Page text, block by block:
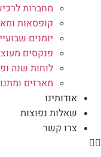
מחברות
קופסאות
יומנים
פנקסים
לוחות שנה
מארזים
אודותינו
שאלות נפוצות
צרו קשר